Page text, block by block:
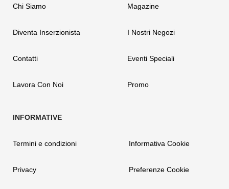
Chi Siamo
Diventa Inserzionista
Contatti
Lavora Con Noi
Magazine
I Nostri Negozi
Eventi Speciali
Promo
Termini e condizioni
Privacy
Informativa Cookie
Preferenze Cookie